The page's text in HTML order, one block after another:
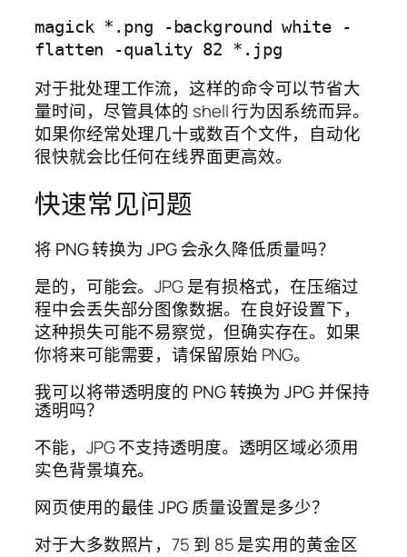
magick *.png -background white -
对于批处理工作流，这样的命令可以节省大
量时间，尽管具体的 shell 行为因系统而异。
如果你经常处理几十或数百个文件，自动化
很快就会比任何在线界面更高效。
快速常见问题
将 PNG 转换为 JPG 会永久降低质量吗？
是的，可能会。JPG 是有损格式，在压缩过
程中会丢失部分图像数据。在良好设置下，
这种损失可能不易察觉，但确实存在。如果
你将来可能需要，请保留原始 PNG。
我可以将带透明度的 PNG 转换为 JPG 并保持
透明吗？
不能，JPG 不支持透明度。透明区域必须用
实色背景填充。
网页使用的最佳 JPG 质量设置是多少？
对于大多数照片，75 到 85 是实用的黄金区